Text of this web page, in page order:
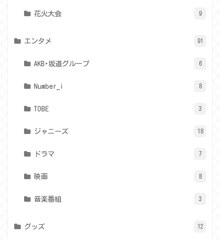
花火大会 9
エンタメ 91
AKB･坂道グループ 6
Number_i 8
TOBE 3
ジャニーズ 18
ドラマ 7
映画 8
音楽番組 3
グッズ 12